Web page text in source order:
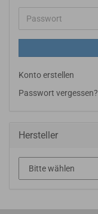
Adresse
Passwort
Konto erstellen
Passwort vergessen?
Hersteller